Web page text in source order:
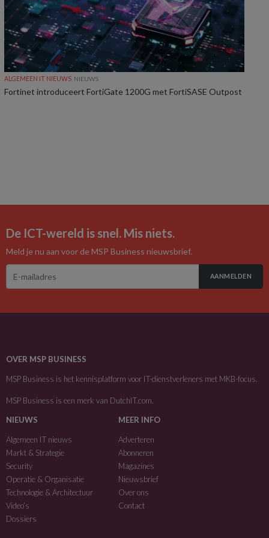
ALGEMEEN IT NIEUWS NIEUWS
Fortinet introduceert FortiGate 1200G met FortiSASE Outpost
De ICT-wereld is snel. Mis niets.
Meld je nu aan voor de MSP Business nieuwsbrief.
AANMELDEN
OVER MSP BUSINESS
MSP Business is het kennisplatform voor IT-dienstverleners met MKB-focus.
MSP Business is een merk van DutchIT.com.
NIEUWS
Algemeen IT nieuws
Markt & Strategie
Security
Operatie & Organisatie
Technologie & Architectuur
Video’s
Dossiers
MEER INFO
Adverteren
Abonneren
Magazines
Nieuwsbrief
Over ons
Contact